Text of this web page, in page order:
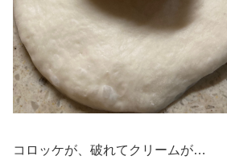
コロッケが、破れてクリームが…